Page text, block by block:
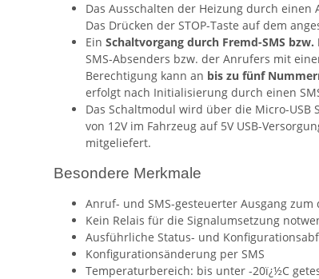
Das Ausschalten der Heizung durch
Das Drücken der STOP-Taste auf dem
Ein Schaltvorgang durch Fremd-SMS
SMS-Absenders bzw. der Anrufers mit
Berechtigung kann an bis zu fünf
erfolgt nach Initialisierung durch einen
Das Schaltmodul wird über die Micro-
von 12V im Fahrzeug auf 5V USB-
mitgeliefert.
Besondere Merkmale
Anruf- und SMS-gesteuerter Ausgang zum
Kein Relais für die Signalumsetzung
Ausführliche Status- und
Konfigurationsänderung per SMS
Temperaturbereich: bis unter -20ï¿½C